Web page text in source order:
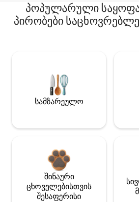
პოპულარული
პირობები
სამზარეულო
შინაური
ცხოველებისთვის
შესაფერისი